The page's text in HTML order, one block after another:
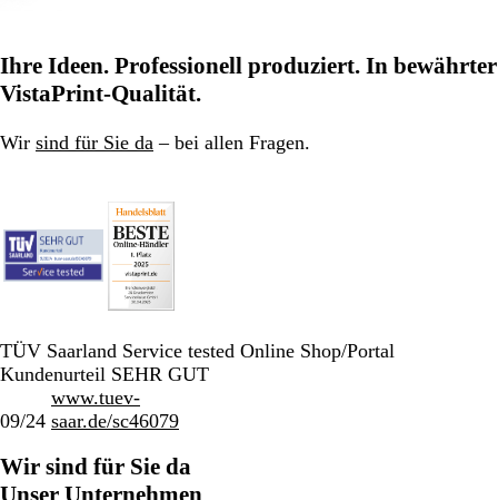
Ihre Ideen. Professionell produziert. In bewährter
VistaPrint-Qualität.
Wir sind für Sie da – bei allen Fragen.
TÜV Saarland Service tested Online Shop/Portal
Kundenurteil SEHR GUT
09/24
www.tuev-
saar.de/sc46079
Wir sind für Sie da
Unser Unternehmen